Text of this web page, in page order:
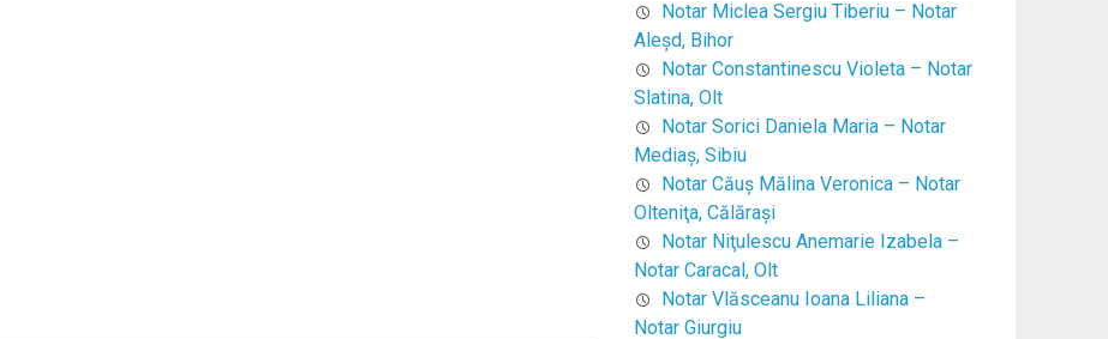
Notar Miclea Sergiu Tiberiu – Notar
Aleşd, Bihor
Notar Constantinescu Violeta – Notar
Slatina, Olt
Notar Sorici Daniela Maria – Notar
Mediaş, Sibiu
Notar Căuş Mălina Veronica – Notar
Olteniţa, Călăraşi
Notar Niţulescu Anemarie Izabela –
Notar Caracal, Olt
Notar Vlăsceanu Ioana Liliana –
Notar Giurgiu